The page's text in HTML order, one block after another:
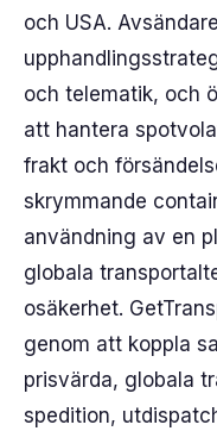
och USA.
och telematik, och
att hantera
frakt och
skrymmande
användning av en
globala
osäkerhet.
genom att koppla
prisvärda, globala
spedition,